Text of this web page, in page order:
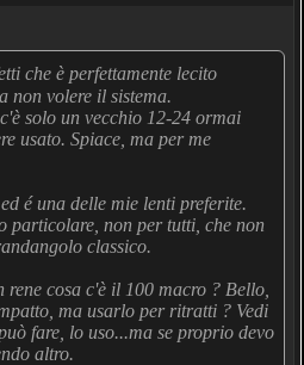
che è perfettamente lecito
non volere il sistema.
solo un vecchio 12-24 ormai
usato. Spiace, ma per me
é una delle mie lenti preferite.
particolare, non per tutti, che non
classico.
cosa c'è il 100 macro ? Bello,
ma usarlo per ritratti ? Vedi
fare, lo uso...ma se proprio devo
altro.